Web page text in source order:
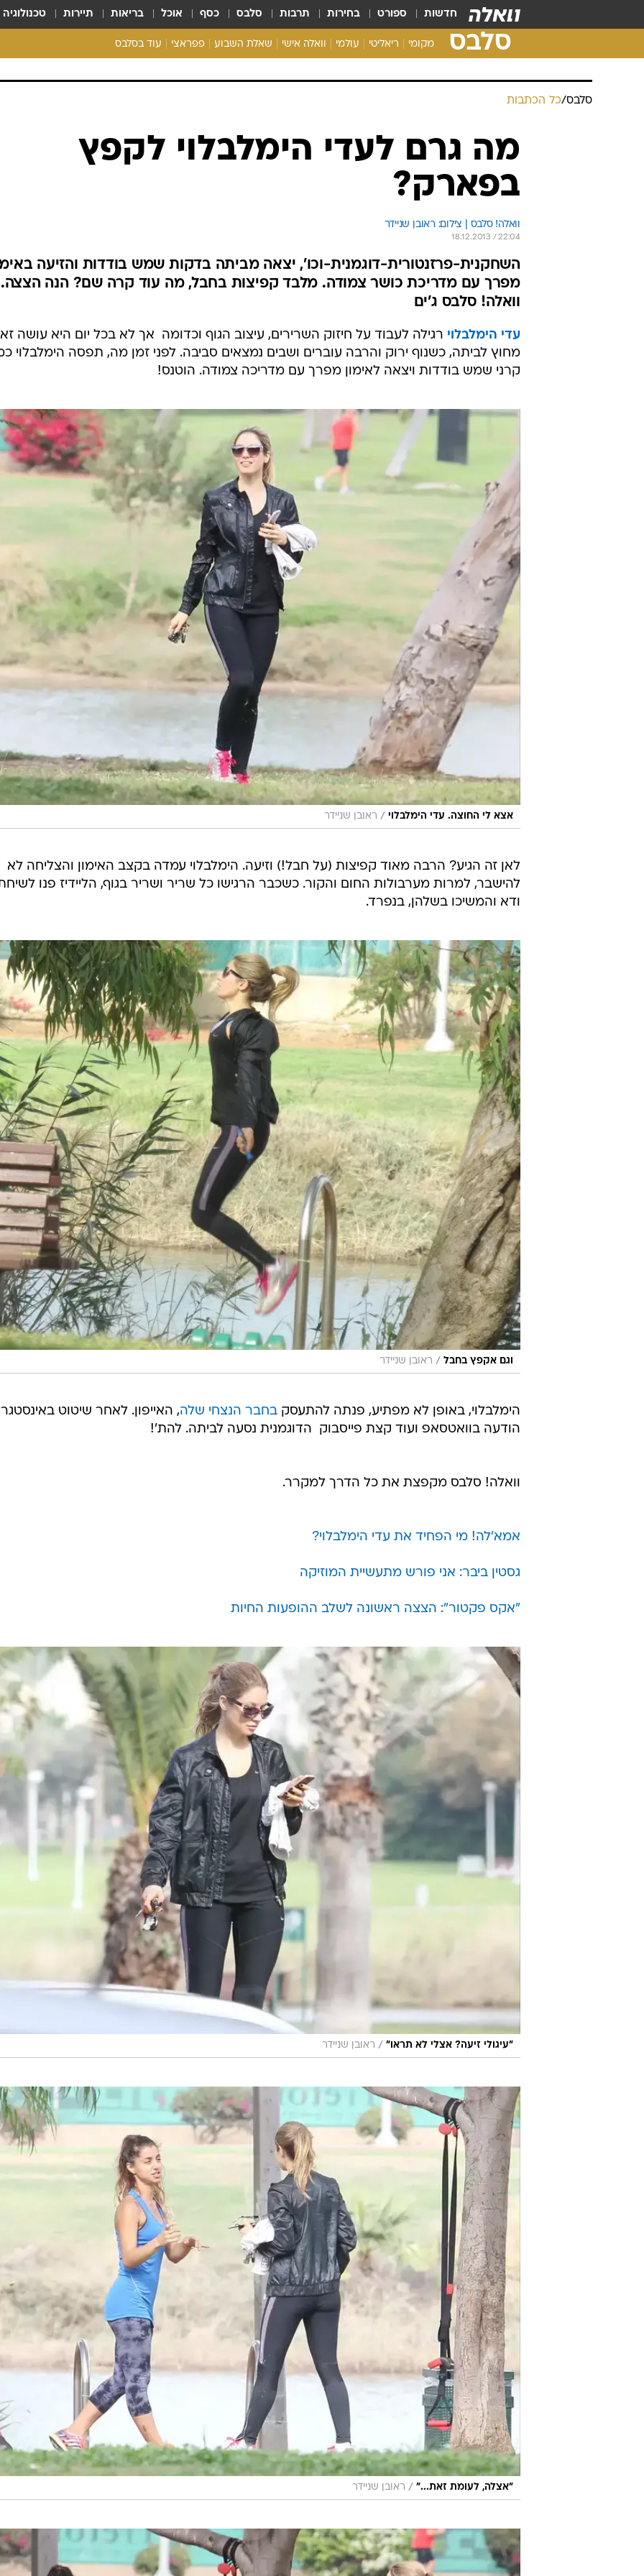
חדשות ספורט בחירות תרבות סלבס כסף אוכל בריאות תיירות טכנולוגיה
סלבס מקומי ריאליטי עולמי וואלה אישי שאלת השבוע פפראצי עוד בסלבס
כל הכתבות
רכלו לנו
מה גרם לעדי הימלבלוי לקפץ
בפארק?
וואלה! סלבס | צילום: ראובן שניידר
השחקנית-פרזנטורית-דוגמנית-וכו', יצאה מביתה בדקות שמש בודדות והזיעה
מפרך עם מדריכת כושר צמודה. מלבד קפיצות בחבל, מה עוד קרה שם? הנה הצצה.
וואלה! סלבס ג'ים
עדי הימלבלוירגילה לעבוד על חיזוק השרירים, עיצוב הגוף וכדומה  אך לא בכל יום היא עושה
מחוץ לביתה, כשנוף ירוק והרבה עוברים ושבים נמצאים סביבה. לפני זמן מה, תפסה הימלבלוי
קרני שמש בודדות ויצאה לאימון מפרך עם מדריכה צמודה. הוטנס!
אצא לי החוצה. עדי הימלבלוי / ראובן שניידר
לאן זה הגיע? הרבה מאוד קפיצות (על חבל!) וזיעה. הימלבלוי עמדה בקצב האימון והצליחה לא
להישבר, למרות מערבולות החום והקור. כשכבר הרגישו כל שריר ושריר בגוף, הליידיז פנו
ודא והמשיכו בשלהן, בנפרד.
הימלבלוי, באופן לא מפתיע, פנתה להתעסק
אמא'לה! מי הפחיד את עדי הימלבלוי?
גסטין ביבר: אני פורש מתעשיית המוזיקה
"אקס פקטור": הצצה ראשונה לשלב ההופעות החיות
"עיגולי זיעה? אצלי לא תראו" ראובן שניידר